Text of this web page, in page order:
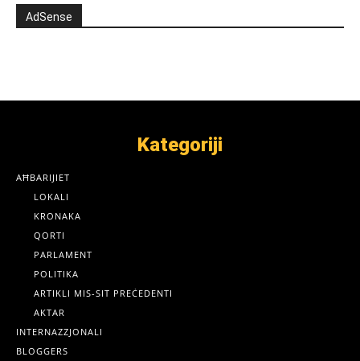
AdSense
Kategoriji
AĦBARIJIET
LOKALI
KRONAKA
QORTI
PARLAMENT
POLITIKA
ARTIKLI MIS-SIT PREĊEDENTI
AKTAR
INTERNAZZJONALI
BLOGGERS